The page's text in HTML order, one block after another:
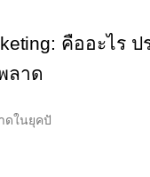
คืออะไร ป
ลาด
ดในยุคปั